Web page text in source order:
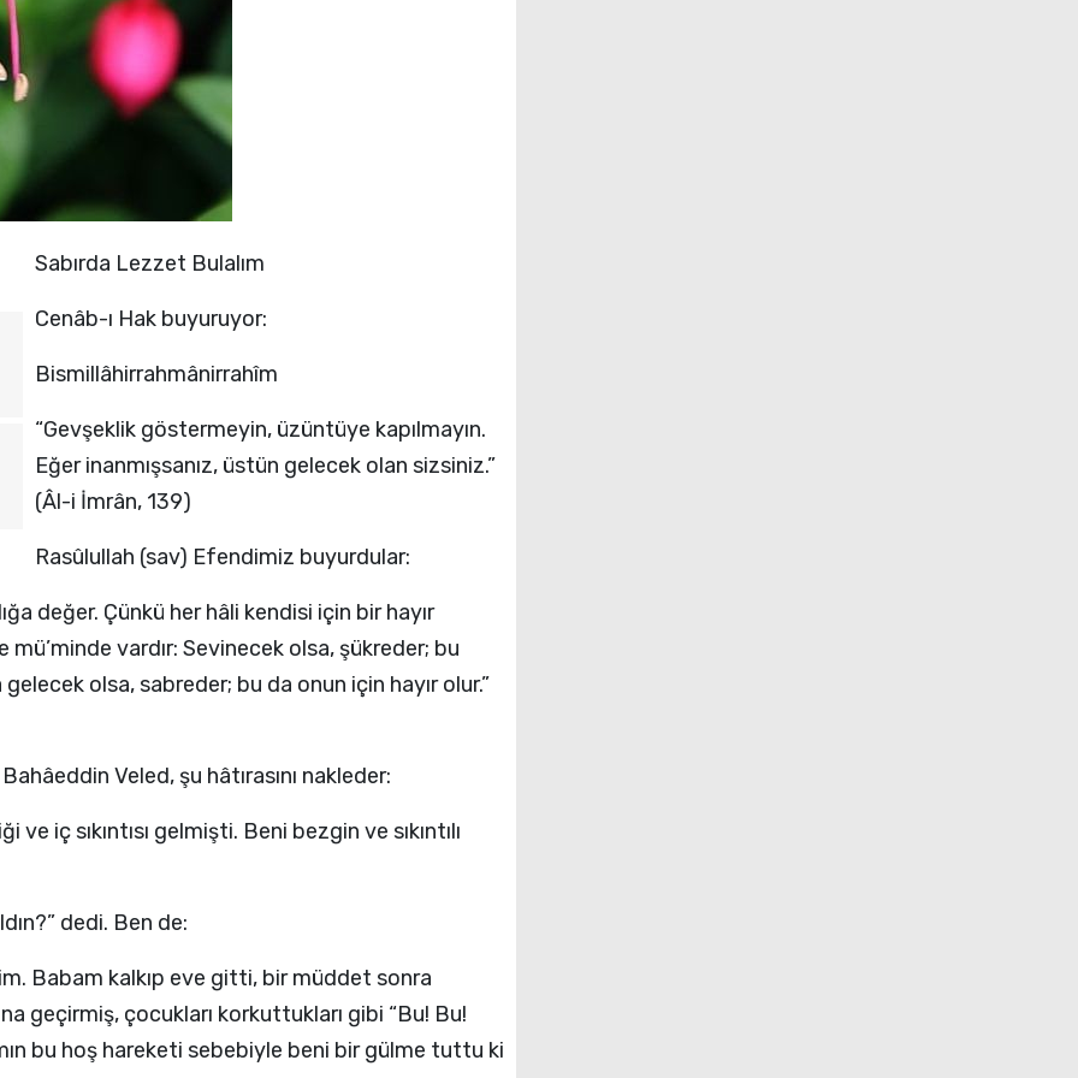
Sabırda Lezzet Bulalım
Cenâb-ı Hak buyuruyor:
Bismillâhirrahmânirrahîm
“Gevşeklik göstermeyin, üzüntüye kapılmayın.
Eğer inanmışsanız, üstün gelecek olan sizsiniz.”
(Âl-i İmrân, 139)
Rasûlullah (sav) Efendimiz buyurdular:
değer. Çünkü her hâli kendisi için bir hayır
vardır: Sevinecek olsa, şükreder; bu
olsa, sabreder; bu da onun için hayır olur.”
Veled, şu hâtırasını nakleder:
iç sıkıntısı gelmişti. Beni bezgin ve sıkıntılı
dedi. Ben de:
Babam kalkıp eve gitti, bir müddet sonra
geçirmiş, çocukları korkuttukları gibi “Bu! Bu!
bu hoş hareketi sebebiyle beni bir gülme tuttu ki